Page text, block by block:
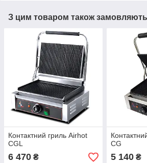
З цим товаром також замовляють
Контактний гриль Airhot
CGL
6 470 ₴
CG
5 140₴